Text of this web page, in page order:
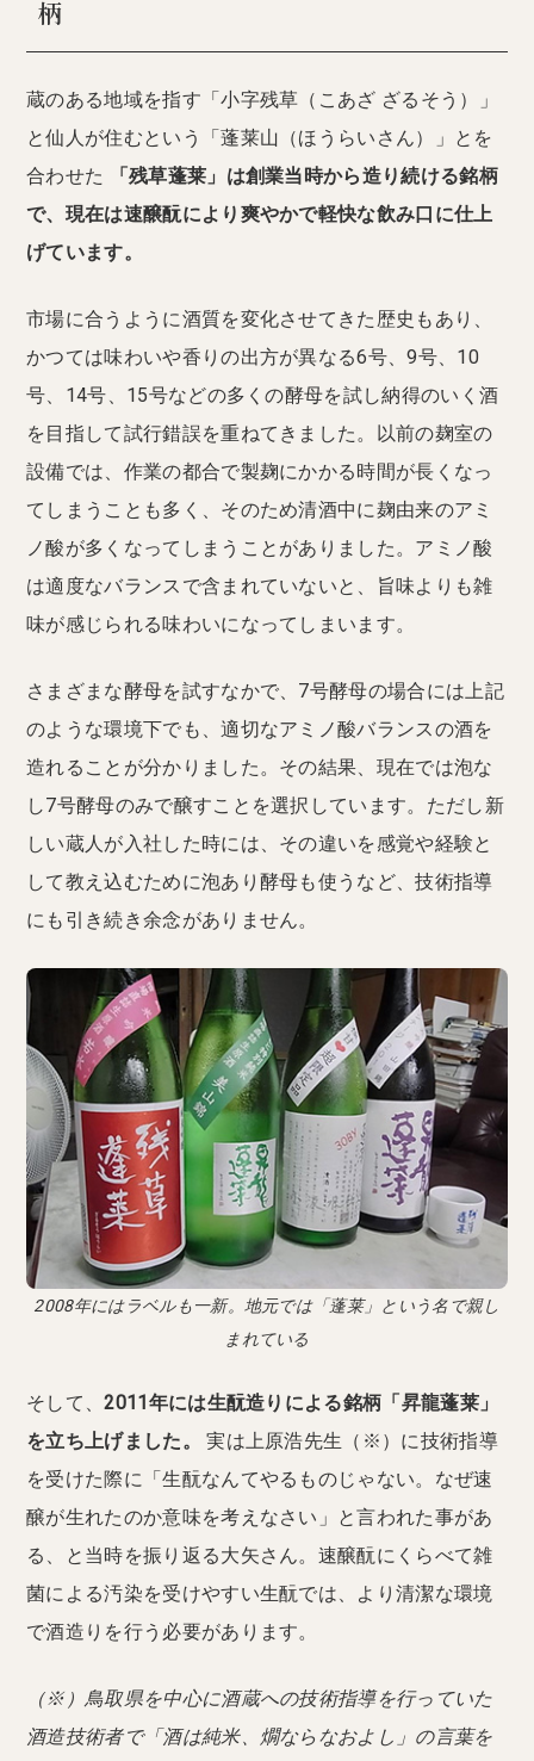
柄
蔵のある地域を指す「小字残草（こあざ ざるそう）」
と仙人が住むという「蓬莱山（ほうらいさん）」とを
合わせた
「残草蓬莱」は創業当時から造り続ける銘柄
で、現在は速醸酛により爽やかで軽快な飲み口に仕上
げています。
市場に合うように酒質を変化させてきた歴史もあり、
かつては味わいや香りの出方が異なる6号、9号、10
号、14号、15号などの多くの酵母を試し納得のいく酒
を目指して試行錯誤を重ねてきました。以前の麹室の
設備では、作業の都合で製麹にかかる時間が長くなっ
てしまうことも多く、そのため清酒中に麹由来のアミ
ノ酸が多くなってしまうことがありました。アミノ酸
は適度なバランスで含まれていないと、旨味よりも雑
味が感じられる味わいになってしまいます。
さまざまな酵母を試すなかで、7号酵母の場合には上記
のような環境下でも、適切なアミノ酸バランスの酒を
造れることが分かりました。その結果、現在では泡な
し7号酵母のみで醸すことを選択しています。ただし新
しい蔵人が入社した時には、その違いを感覚や経験と
して教え込むために泡あり酵母も使うなど、技術指導
にも引き続き余念がありません。
2008年にはラベルも一新。地元では「蓬莱」という名で親し
まれている
そして、2011年には生酛造りによる銘柄「昇龍蓬莱」
を立ち上げました。
実は上原浩先生（※）に技術指導
を受けた際に「生酛なんてやるものじゃない。なぜ速
醸が生れたのか意味を考えなさい」と言われた事があ
る、と当時を振り返る大矢さん。速醸酛にくらべて雑
菌による汚染を受けやすい生酛では、より清潔な環境
で酒造りを行う必要があります。
（※）鳥取県を中心に酒蔵への技術指導を行っていた
酒造技術者で「酒は純米、燗ならなおよし」の言葉を